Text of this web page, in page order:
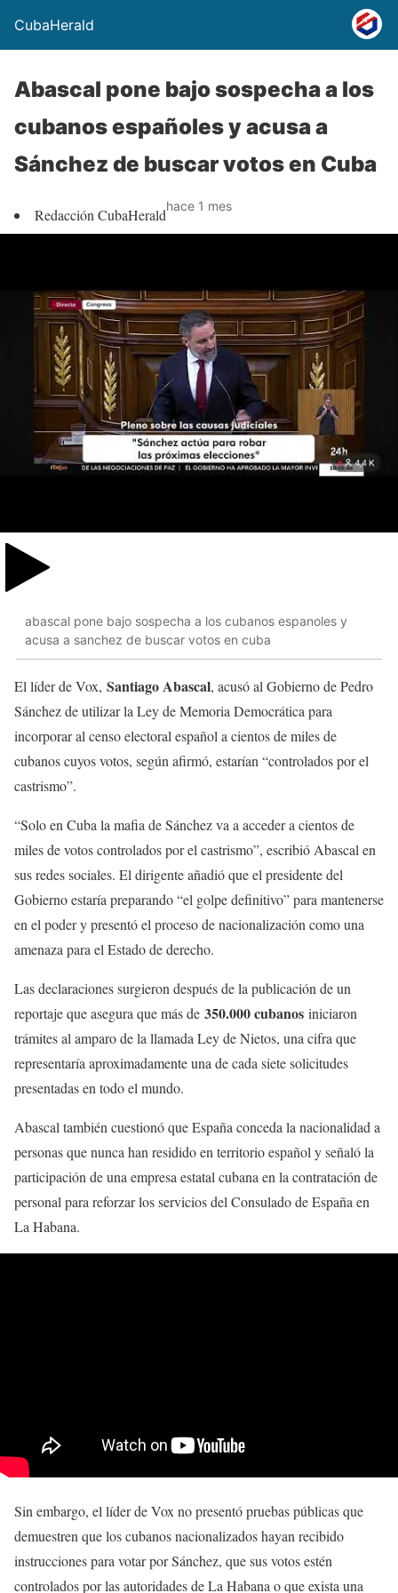
CubaHerald
Abascal pone bajo sospecha a los
cubanos españoles y acusa a
Sánchez de buscar votos en Cuba
Redacción CubaHeraldhace 1 mes
abascal pone bajo sospecha a los cubanos espanoles y
acusa a sanchez de buscar votos en cuba
El líder de Vox, Santiago Abascal, acusó al Gobierno de Pedro
Sánchez de utilizar la Ley de Memoria Democrática para
incorporar al censo electoral español a cientos de miles de
cubanos cuyos votos, según afirmó, estarían “controlados por el
castrismo”.
“Solo en Cuba la mafia de Sánchez va a acceder a cientos de
miles de votos controlados por el castrismo”, escribió Abascal en
sus redes sociales. El dirigente añadió que el presidente del
Gobierno estaría preparando “el golpe definitivo” para mantenerse
en el poder y presentó el proceso de nacionalización como una
amenaza para el Estado de derecho.
Las declaraciones surgieron después de la publicación de un
reportaje que asegura que más de 350.000 cubanos iniciaron
trámites al amparo de la llamada Ley de Nietos, una cifra que
representaría aproximadamente una de cada siete solicitudes
presentadas en todo el mundo.
Abascal también cuestionó que España conceda la nacionalidad a
personas que nunca han residido en territorio español y señaló la
participación de una empresa estatal cubana en la contratación de
personal para reforzar los servicios del Consulado de España en
La Habana.
Sin embargo, el líder de Vox no presentó pruebas públicas que
demuestren que los cubanos nacionalizados hayan recibido
instrucciones para votar por Sánchez, que sus votos estén
controlados por las autoridades de La Habana o que exista una